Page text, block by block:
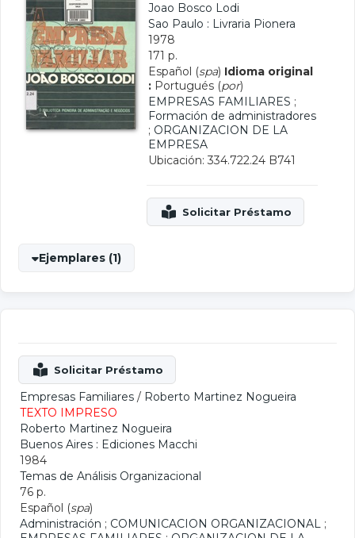
Joao Bosco Lodi
Sao Paulo : Livraria Pionera
1978
171 p.
Español (spa) Idioma original
: Portugués (por)
EMPRESAS FAMILIARES ;
Formación de administradores
; ORGANIZACION DE LA
EMPRESA
Ubicación: 334.722.24 B741
Ejemplares (1)
Empresas Familiares / Roberto Martinez Nogueira
TEXTO IMPRESO
Roberto Martinez Nogueira
Buenos Aires : Ediciones Macchi
1984
Temas de Análisis Organizacional
76 p.
Español (spa)
Administración ; COMUNICACION ORGANIZACIONAL ;